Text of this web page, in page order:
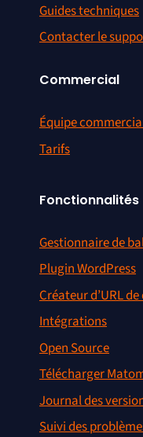
Guides techniques
Contacter le
Commercial
Équipe
Tarifs
Fonctionnalités
Gestionnaire de
Plugin WordPress
Créateur d’URL
Intégrations
Open Source
Télécharger
Journal des
Suivi des